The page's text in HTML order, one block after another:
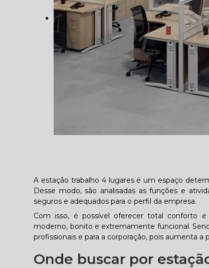
A estação trabalho 4 lugares é um espaço
Desse modo, são analisadas as funções e
seguros e adequados para o perfil da empresa.
Com isso, é possível oferecer total conforto
moderno, bonito e extremamente funcional.
profissionais e para a corporação, pois aumenta
Onde buscar por